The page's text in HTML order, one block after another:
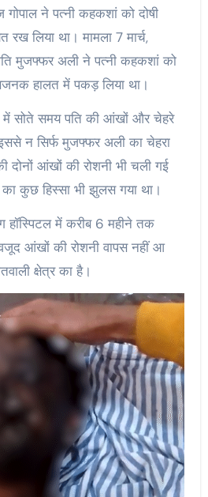
ने पत्नी कहकशां को दोषी
रख लिया था। मामला 7 मार्च,
मुजफ्फर अली ने पत्नी कहकशां को
हालत में पकड़ लिया था।
सोते समय पति की आंखों और चेहरे
न सिर्फ मुजफ्फर अली का चेहरा
दोनों आंखों की रोशनी भी चली गई
कुछ हिस्सा भी झुलस गया था।
में करीब 6 महीने तक
आंखों की रोशनी वापस नहीं आ
क्षेत्र का है।